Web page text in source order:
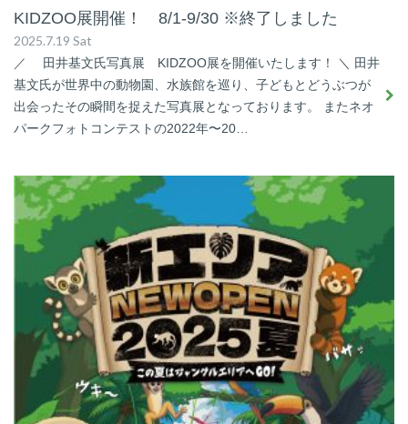
KIDZOO展開催！ 8/1-9/30 ※終了しました
2025.7.19 Sat
／ 田井基文氏写真展 KIDZOO展を開催いたします！ ＼ 田井
基文氏が世界中の動物園、水族館を巡り、子どもとどうぶつが
出会ったその瞬間を捉えた写真展となっております。 またネオ
パークフォトコンテストの2022年〜20…